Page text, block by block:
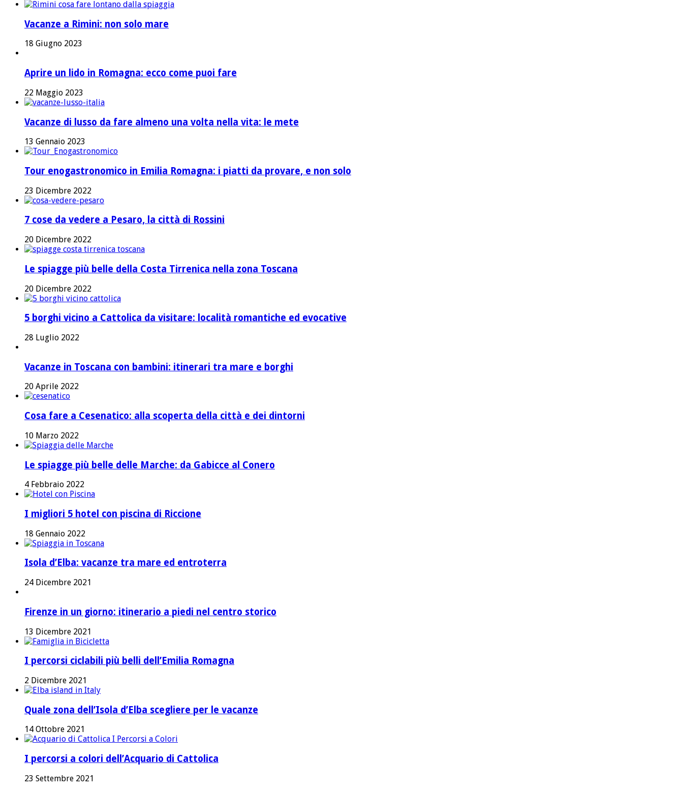
Vacanze a Rimini: non solo mare
18 Giugno 2023
Aprire un lido in Romagna: ecco come puoi fare
22 Maggio 2023
Vacanze di lusso da fare almeno una volta nella vita: le mete
13 Gennaio 2023
Tour enogastronomico in Emilia Romagna: i piatti da provare, e non solo
23 Dicembre 2022
7 cose da vedere a Pesaro, la città di Rossini
20 Dicembre 2022
Le spiagge più belle della Costa Tirrenica nella zona Toscana
20 Dicembre 2022
5 borghi vicino a Cattolica da visitare: località romantiche ed evocative
28 Luglio 2022
Vacanze in Toscana con bambini: itinerari tra mare e borghi
20 Aprile 2022
Cosa fare a Cesenatico: alla scoperta della città e dei dintorni
10 Marzo 2022
Le spiagge più belle delle Marche: da Gabicce al Conero
4 Febbraio 2022
I migliori 5 hotel con piscina di Riccione
18 Gennaio 2022
Isola d’Elba: vacanze tra mare ed entroterra
24 Dicembre 2021
Firenze in un giorno: itinerario a piedi nel centro storico
13 Dicembre 2021
I percorsi ciclabili più belli dell’Emilia Romagna
2 Dicembre 2021
Quale zona dell’Isola d’Elba scegliere per le vacanze
14 Ottobre 2021
I percorsi a colori dell’Acquario di Cattolica
23 Settembre 2021